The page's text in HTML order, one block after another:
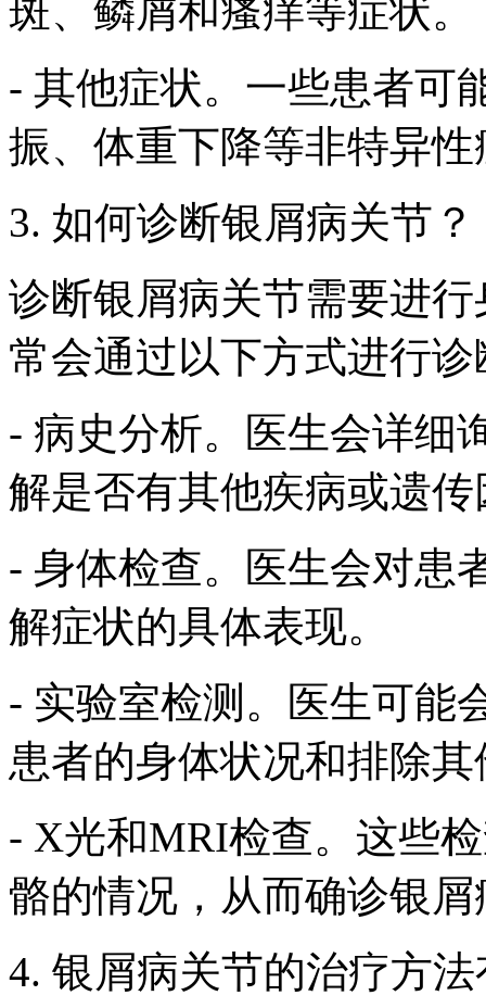
斑、鳞屑和瘙痒等症状。
- 其他症状。一些患者可
振、体重下降等非特异性
3. 如何诊断银屑病关节？
诊断银屑病关节需要进
常会通过以下方式进行诊
- 病史分析。医生会详细
解是否有其他疾病或遗传
- 身体检查。医生会对患
解症状的具体表现。
- 实验室检测。医生可能
患者的身体状况和排除
- X光和MRI检查。这些
骼的情况，从而确诊银
4. 银屑病关节的治疗方